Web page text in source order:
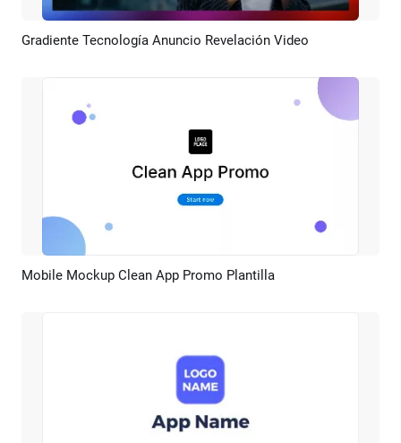
Previsualizar Crear IA
Gradiente Tecnología Anuncio Revelación Video
Previsualizar Crear IA
Mobile Mockup Clean App Promo Plantilla